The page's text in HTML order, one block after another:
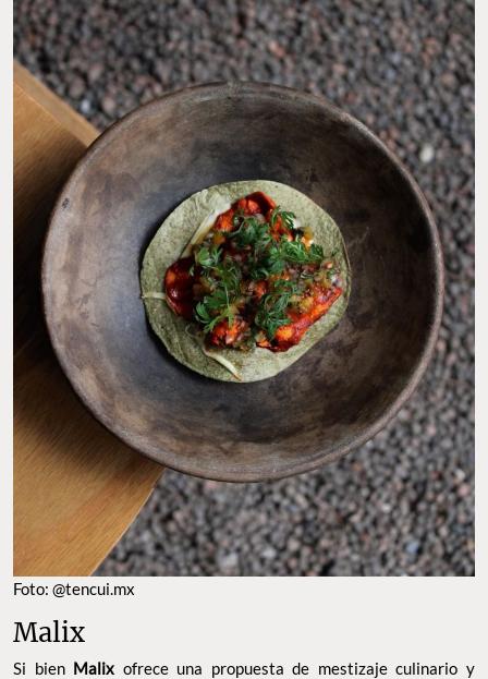
Foto: @tencui.mx
Malix
Si bien Malix ofrece una propuesta de mestizaje culinario y